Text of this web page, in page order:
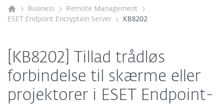
Business
Remote Management
ESET Endpoint Encryption Server
KB8202
[KB8202] Tillad trådløs
forbindelse til skærme eller
projektorer i ESET Endpoint-